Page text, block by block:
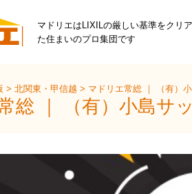
マドリエはLIXILの厳しい基準をクリ
た住まいのプロ集団です
>北関東・甲信越> マドリエ常総 ｜ （有）
総 ｜ （有）小島サ